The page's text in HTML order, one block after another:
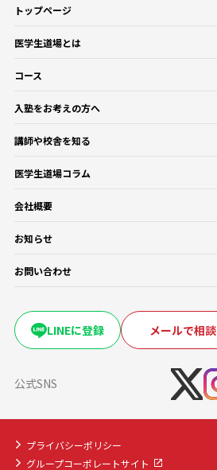
トップページ
医学生道場とは
口コミ・評判
コース
コース一覧
医学部基礎医学・生物学対策コース
医学部基礎医学・生物学対策コース
医学部CBT対策コース
医学部OSCE対策コース
卒業試験・医帰国家試験対策コース
海外医学部コース
医学部入学前生物学準備コース
医学部入学前物理学準備コース
入塾をお考えの方へ
入塾をお考えの方へ
よくある質問
講師や校舎を知る
講師・教務紹介
教務一覧
医学生道場コラム
会社概要
会社概要
お知らせ
お問い合わせ
LINEに登録 メールで相談
公式SNS
プライバシーポリシー
グループコーポレートサイト